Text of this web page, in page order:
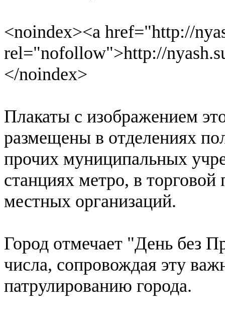
<noindex><a href="http://
rel="nofollow">http://
</noindex>
Плакаты с изображением
размещены в отделениях
прочих муниципальных
станциях метро, в торговой
местных организаций.
Город отмечает "День без
числа, сопровождая эту
патрулированию города.